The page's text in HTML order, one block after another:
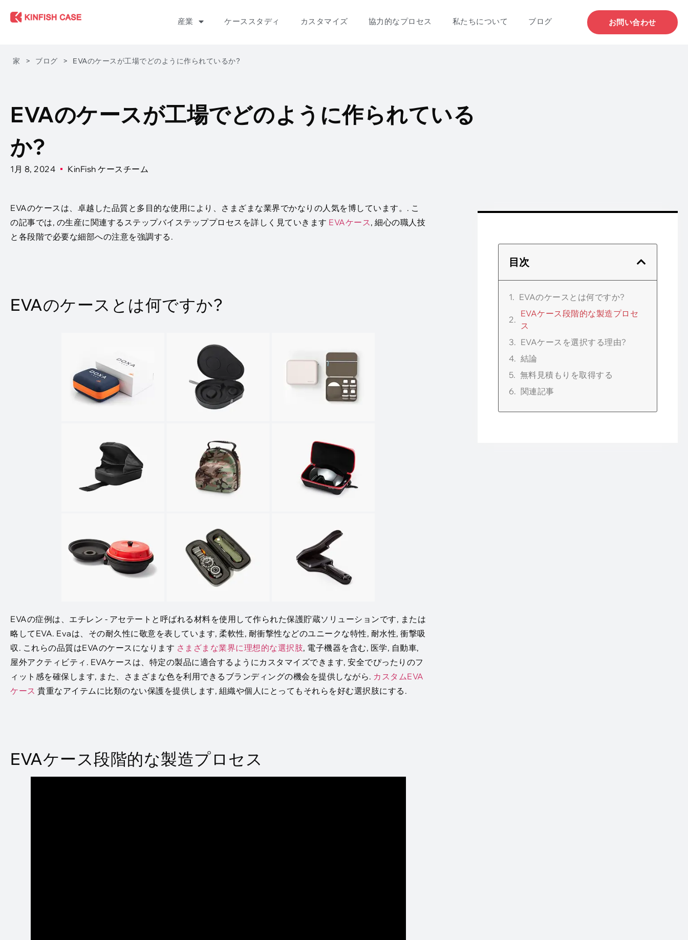
産業 ケーススタディ カスタマイズ 協力的なプロセス 私たちについて ブログ お問い合わせ
家 > ブログ > EVAのケースが工場でどのように作られているか?
EVAのケースが工場でどのように作られている
か?
1月 8, 2024 KinFish ケースチーム
EVAのケースは、卓越した品質と多目的な使用により、さまざまな業界でかなりの人気を博しています。. こ
の記事では, の生産に関連するステップバイステッププロセスを詳しく見ていきます EVAケース, 細心の職人技
と各段階で必要な細部への注意を強調する.
EVAのケースとは何ですか?
EVAの症例は、エチレン - アセテートと呼ばれる材料を使用して作られた保護貯蔵ソリューションです, または
略してEVA. Evaは、その耐久性に敬意を表しています, 柔軟性, 耐衝撃性などのユニークな特性, 耐水性, 衝撃吸
収. これらの品質はEVAのケースになります さまざまな業界に理想的な選択肢, 電子機器を含む, 医学, 自動車,
屋外アクティビティ. EVAケースは、特定の製品に適合するようにカスタマイズできます, 安全でぴったりのフ
ィット感を確保します, また、さまざまな色を利用できるブランディングの機会を提供しながら. カスタムEVA
ケース 貴重なアイテムに比類のない保護を提供します, 組織や個人にとってもそれらを好む選択肢にする.
EVAケース段階的な製造プロセス
目次
EVAのケースとは何ですか?
EVAケース段階的な製造プロセ
ス
EVAケースを選択する理由?
結論
無料見積もりを取得する
関連記事